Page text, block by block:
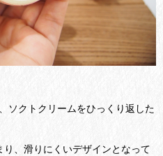
ソクトクリームをひっくり返した
、滑りにくいデザインとなって